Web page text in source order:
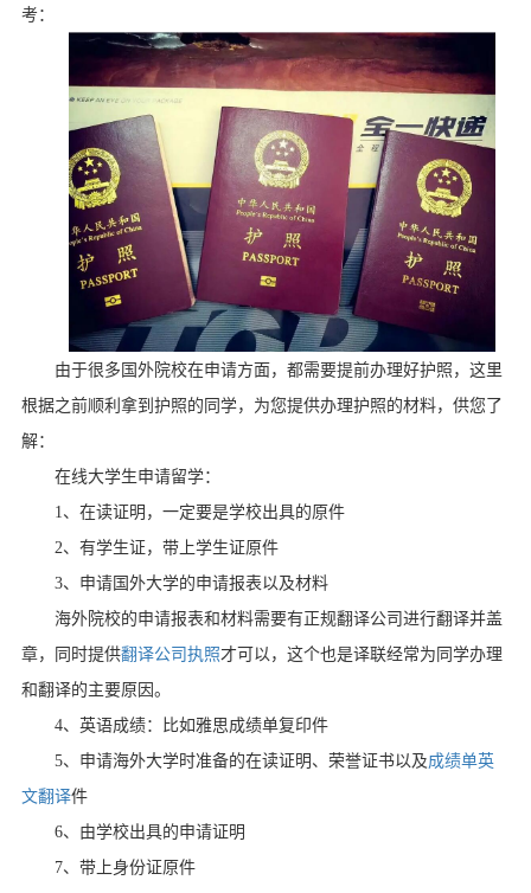
考：
由于很多国外院校在申请方面，都需要提前办理好护照，这里
根据之前顺利拿到护照的同学，为您提供办理护照的材料，供您了
解：
在线大学生申请留学：
1、在读证明，一定要是学校出具的原件
2、有学生证，带上学生证原件
3、申请国外大学的申请报表以及材料
海外院校的申请报表和材料需要有正规翻译公司进行翻译并盖
章，同时提供翻译公司执照才可以，这个也是译联经常为同学办理
和翻译的主要原因。
4、英语成绩：比如雅思成绩单复印件
5、申请海外大学时准备的在读证明、荣誉证书以及成绩单英
文翻译件
6、由学校出具的申请证明
7、带上身份证原件